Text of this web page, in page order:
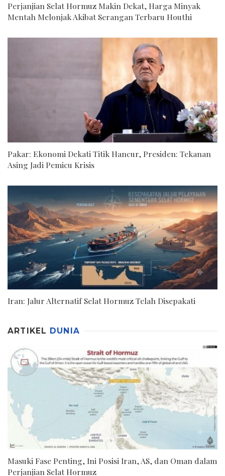
Perjanjian Selat Hormuz Makin Dekat, Harga Minyak
Mentah Melonjak Akibat Serangan Terbaru Houthi
Pakar: Ekonomi Dekati Titik Hancur, Presiden: Tekanan
Asing Jadi Pemicu Krisis
Iran: Jalur Alternatif Selat Hormuz Telah Disepakati
ARTIKEL DUNIA
Masuki Fase Penting, Ini Posisi Iran, AS, dan Oman dalam
Perjanjian Selat Hormuz